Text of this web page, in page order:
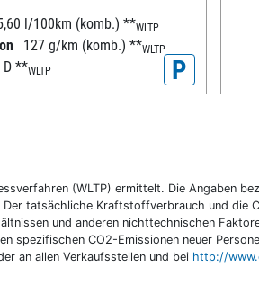
l/100km (komb.) **WLTP
127 g/km (komb.) **WLTP
D **WLTP P
(WLTP) ermittelt. Die Angaben
tatsächliche Kraftstoffverbrauch und
und anderen nichttechnischen
spezifischen CO2-Emissionen neuer
an allen Verkaufsstellen und bei http://